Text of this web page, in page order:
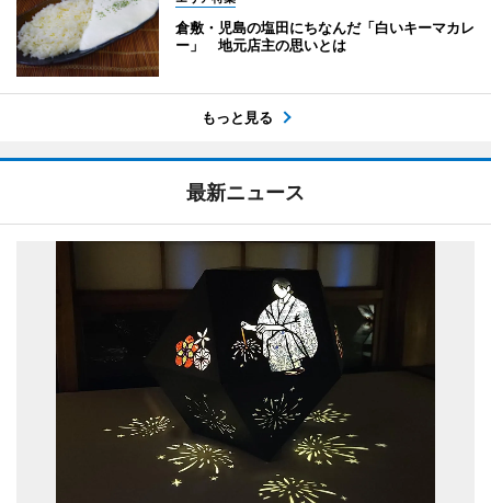
倉敷・児島の塩田にちなんだ「白いキーマカレ
ー」 地元店主の思いとは
もっと見る
最新ニュース